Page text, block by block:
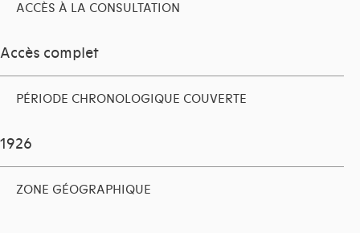
ACCÈS À LA CONSULTATION
Accès complet
PÉRIODE CHRONOLOGIQUE COUVERTE
1926
ZONE GÉOGRAPHIQUE